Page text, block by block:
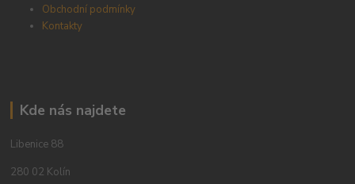
Obchodní podmínky
Kontakty
Kde nás najdete
Libenice 88
280 02 Kolín